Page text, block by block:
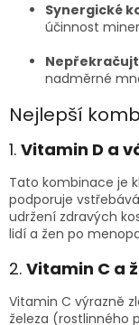
Synergické
účinnost
nadměrné
Nejlepší
1. Vitamin D a
Tato kombinace je
podporuje
udržení zdravých
lidí a žen po
2. Vitamin C a
Vitamin C výrazně
železa (rostlinného